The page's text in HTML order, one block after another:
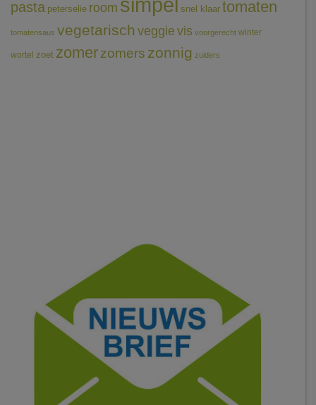
pasta peterselie room snel klaar tomaten
tomatensaus vegetarischveggie vis voorgerecht winter
wortel zoet zomerzomers zonnig zuiders